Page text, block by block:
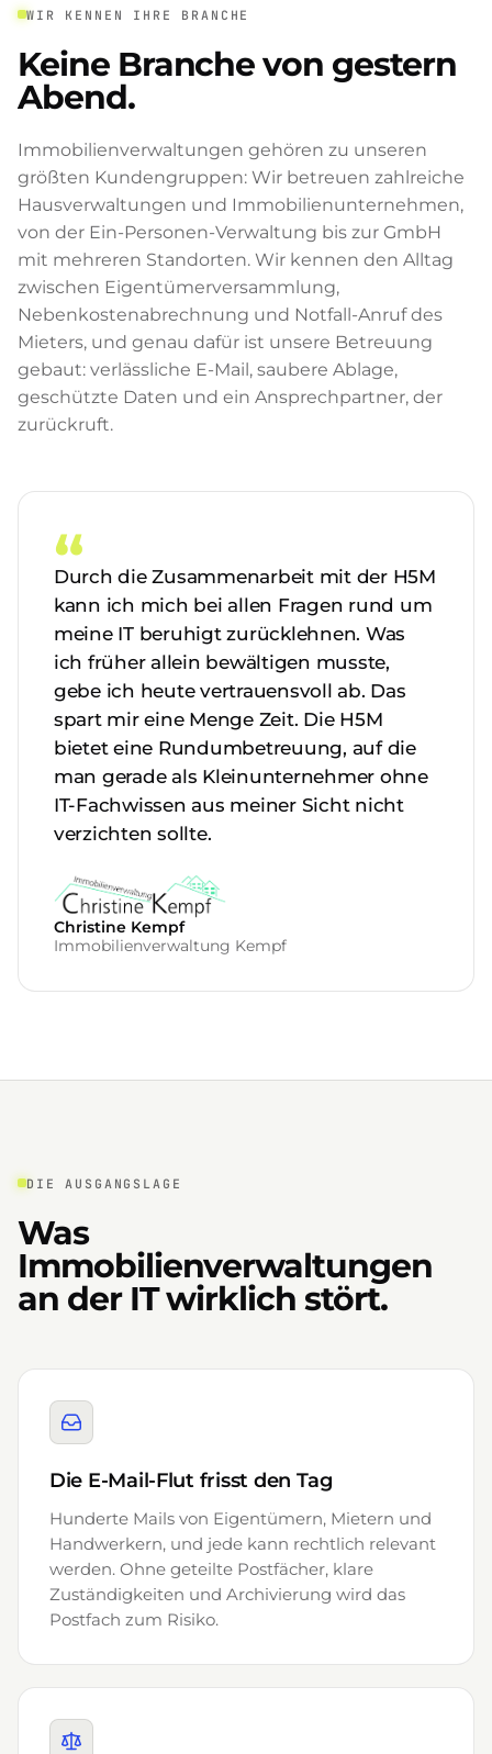
WIR KENNEN IHRE BRANCHE
Keine Branche von gestern
Abend.
Immobilienverwaltungen gehören zu unseren
größten Kundengruppen: Wir betreuen zahlreiche
Hausverwaltungen und Immobilienunternehmen,
von der Ein-Personen-Verwaltung bis zur GmbH
mit mehreren Standorten. Wir kennen den Alltag
zwischen Eigentümerversammlung,
Nebenkostenabrechnung und Notfall-Anruf des
Mieters, und genau dafür ist unsere Betreuung
gebaut: verlässliche E-Mail, saubere Ablage,
geschützte Daten und ein Ansprechpartner, der
zurückruft.
“
Durch die Zusammenarbeit mit der H5M
kann ich mich bei allen Fragen rund um
meine IT beruhigt zurücklehnen. Was
ich früher allein bewältigen musste,
gebe ich heute vertrauensvoll ab. Das
spart mir eine Menge Zeit. Die H5M
bietet eine Rundumbetreuung, auf die
man gerade als Kleinunternehmer ohne
IT-Fachwissen aus meiner Sicht nicht
verzichten sollte.
Christine Kempf
Immobilienverwaltung Kempf
DIE AUSGANGSLAGE
Was
Immobilienverwaltungen
an der IT wirklich stört.
Die E-Mail-Flut frisst den Tag
Hunderte Mails von Eigentümern, Mietern und
Handwerkern, und jede kann rechtlich relevant
werden. Ohne geteilte Postfächer, klare
Zuständigkeiten und Archivierung wird das
Postfach zum Risiko.